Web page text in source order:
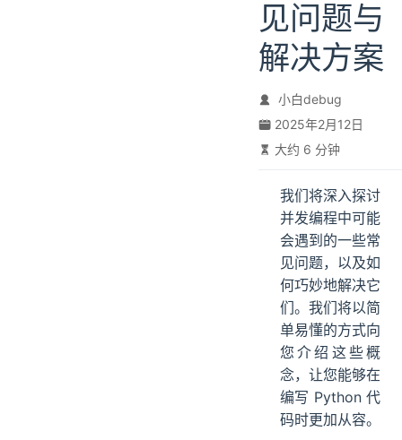
见问题与
解决方案
小白debug
2025年2月12日
大约 6 分钟
我们将深入探讨
并发编程中可能
会遇到的一些常
见问题，以及如
何巧妙地解决它
们。我们将以简
单易懂的方式向
您介绍这些概
念，让您能够在
编写 Python 代
码时更加从容。